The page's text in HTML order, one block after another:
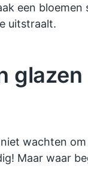
een bloemen
uitstraalt.
glazen
wachten om
Maar waar